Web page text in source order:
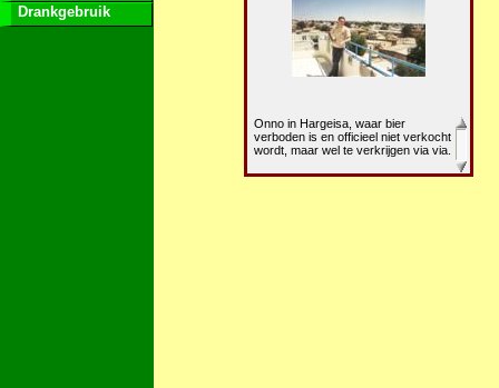
Drankgebruik
Onno in Hargeisa, waar bier
verboden is en officieel niet verkocht
wordt, maar wel te verkrijgen via via.